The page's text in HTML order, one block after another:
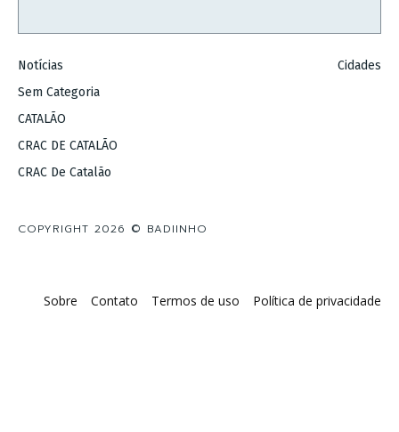
Notícias
Sem Categoria
CATALÃO
CRAC DE CATALÃO
CRAC De Catalão
Cidades
COPYRIGHT 2026 © BADIINHO
Sobre Contato Termos de uso Política de privacidade